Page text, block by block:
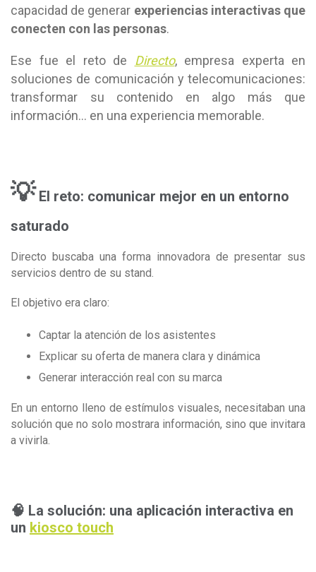
capacidad de generar experiencias interactivas que
conecten con las personas.
Ese fue el reto de Directo, empresa experta en
soluciones de comunicación y telecomunicaciones:
transformar su contenido en algo más que
información… en una experiencia memorable.
💡 El reto: comunicar mejor en un entorno
saturado
Directo buscaba una forma innovadora de presentar sus
servicios dentro de su stand.
El objetivo era claro:
Captar la atención de los asistentes
Explicar su oferta de manera clara y dinámica
Generar interacción real con su marca
En un entorno lleno de estímulos visuales, necesitaban una
solución que no solo mostrara información, sino que invitara
a vivirla.
🧠 La solución: una aplicación interactiva en
un kiosco touch